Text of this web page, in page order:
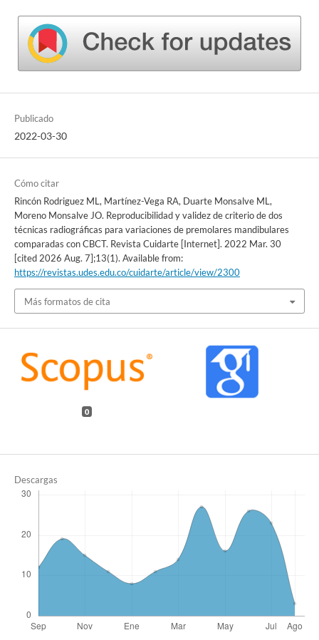
Publicado
2022-03-30
Cómo citar
Rincón Rodriguez ML, Martínez-Vega RA, Duarte Monsalve ML,
Moreno Monsalve JO. Reproducibilidad y validez de criterio de dos
técnicas radiográficas para variaciones de premolares mandibulares
comparadas con CBCT. Revista Cuidarte [Internet]. 2022 Mar. 30
[cited 2026 Aug. 7];13(1). Available from:
https://revistas.udes.edu.co/cuidarte/article/view/2300
Más formatos de cita
0
Descargas